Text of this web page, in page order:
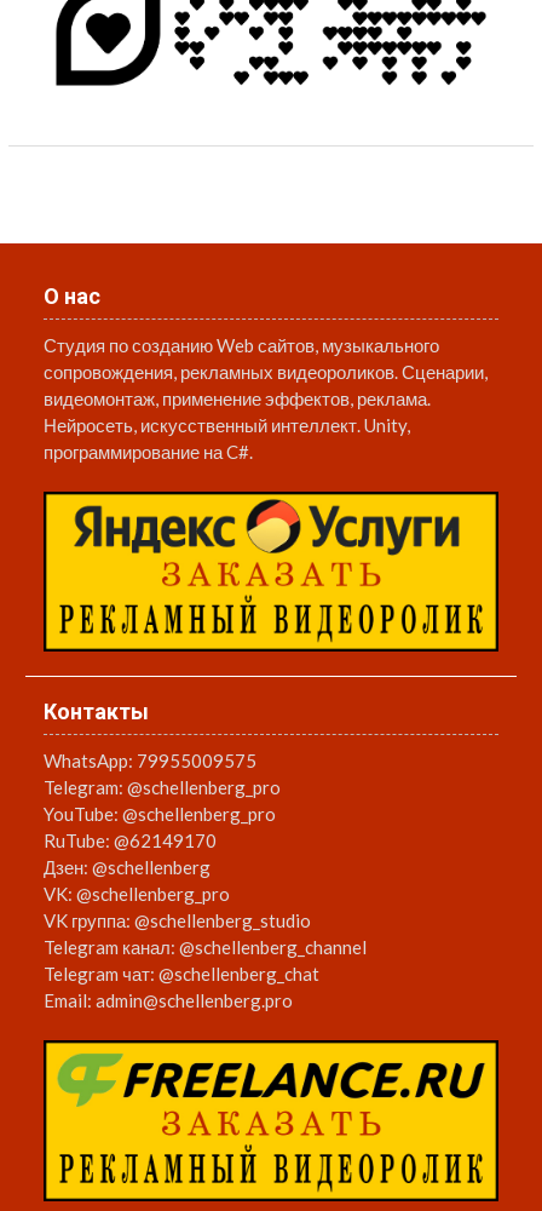
О нас
Студия по созданию Web сайтов, музыкального
сопровождения, рекламных видеороликов. Сценарии,
видеомонтаж, применение эффектов, реклама.
Нейросеть, искусственный интеллект. Unity,
программирование на C#.
Контакты
WhatsApp: 79955009575
Telegram:@schellenberg_pro
YouTube:@schellenberg_pro
RuTube:@62149170
Дзен:@schellenberg
VK:@schellenberg_pro
VK группа:@schellenberg_studio
Telegram канал:@schellenberg_channel
Telegram чат:@schellenberg_chat
Email:admin@schellenberg.pro